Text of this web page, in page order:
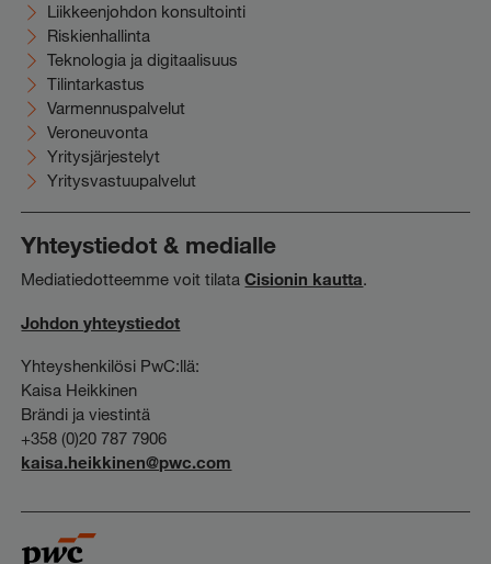
Liikkeenjohdon konsultointi
Riskienhallinta
Teknologia ja digitaalisuus
Tilintarkastus
Varmennuspalvelut
Veroneuvonta
Yritysjärjestelyt
Yritysvastuupalvelut
Yhteystiedot & medialle
Mediatiedotteemme voit tilataCisionin kautta.
Johdon yhteystiedot
Yhteyshenkilösi PwC:llä:
Kaisa Heikkinen
Brändi ja viestintä
+358 (0)20 787 7906
kaisa.heikkinen@pwc.com